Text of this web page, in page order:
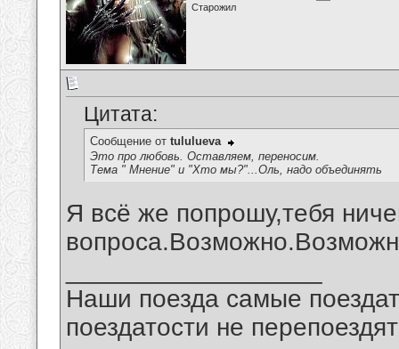
Старожил
Цитата:
Сообщение от tululueva
Это про любовь. Оставляем, переносим.
Тема " Мнение" и "Хто мы?"...Оль, надо объединять
Я всё же попрошу,тебя
Наши поезда самые
поездатости не